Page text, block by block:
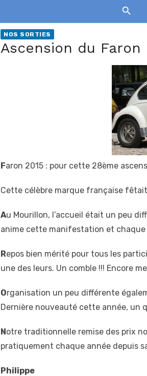
NOS SORTIES
Ascension du Faron
Faron 2015 : pour cette 28ème
Cette célèbre marque française
Au Mourillon, l’accueil était un peu
anime cette manifestation et
Repos bien mérité pour tous les
une des leurs. Un comble !!! Encore
Organisation un peu différente
Dernière nouveauté cette année, un
Notre traditionnelle remise des prix
pratiquement chaque année depuis
Philippe